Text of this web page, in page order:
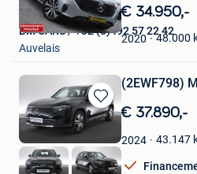
dans
Mes
Favoris
€ 34.950,-
2020 48.000
BM CARS / +32 (0)492 57 22 42
Auvelais
Sauvegarder
dans
Favoris
(2EWF798)
€ 37.890,-
2024 43.147